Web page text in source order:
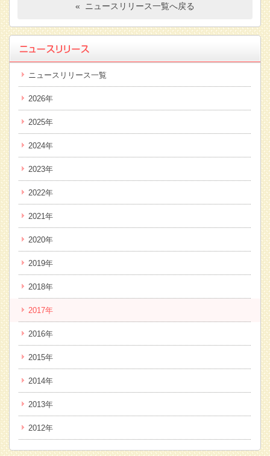
« ニュースリリース一覧へ戻る
ニュースリリース一覧
2026年
2025年
2024年
2023年
2022年
2021年
2020年
2019年
2018年
2017年
2016年
2015年
2014年
2013年
2012年